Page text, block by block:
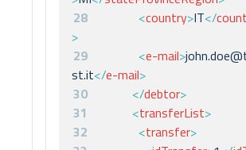
28
<country>IT</
>
29
<e-mail>
st.it</e-mail>
30
</debtor>
31
<transferList>
32
<transfer>